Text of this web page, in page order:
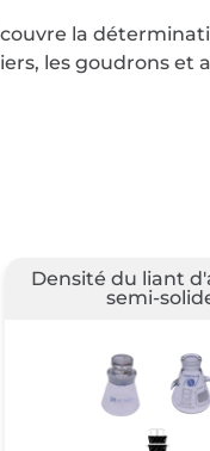
la
les goudrons et
moussage des